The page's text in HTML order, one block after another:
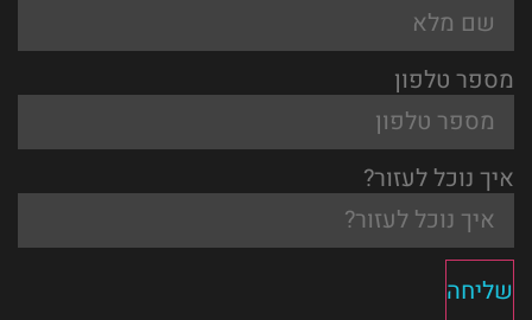
מספר טלפון
איך נוכל לעזור?
שליחה